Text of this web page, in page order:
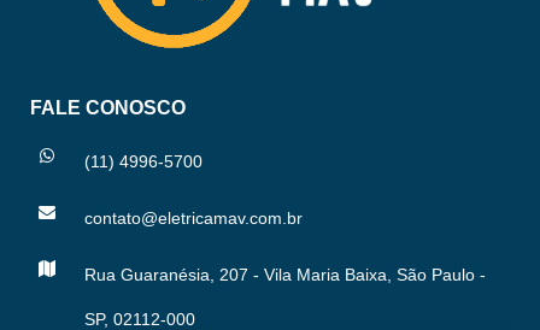
FALE CONOSCO
(11) 4996-5700
contato@eletricamav.com.br
Rua Guaranésia, 207 - Vila Maria Baixa, São Paulo -
SP, 02112-000